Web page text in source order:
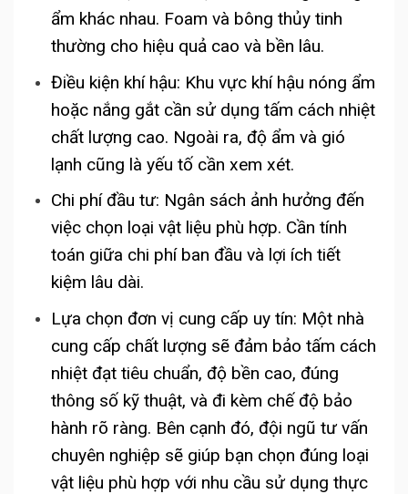
ẩm khác nhau. Foam và bông thủy tinh
thường cho hiệu quả cao và bền lâu.
Điều kiện khí hậu: Khu vực khí hậu nóng ẩm
hoặc nắng gắt cần sử dụng tấm cách nhiệt
chất lượng cao. Ngoài ra, độ ẩm và gió
lạnh cũng là yếu tố cần xem xét.
Chi phí đầu tư: Ngân sách ảnh hưởng đến
việc chọn loại vật liệu phù hợp. Cần tính
toán giữa chi phí ban đầu và lợi ích tiết
kiệm lâu dài.
Lựa chọn đơn vị cung cấp uy tín: Một nhà
cung cấp chất lượng sẽ đảm bảo tấm cách
nhiệt đạt tiêu chuẩn, độ bền cao, đúng
thông số kỹ thuật, và đi kèm chế độ bảo
hành rõ ràng. Bên cạnh đó, đội ngũ tư vấn
chuyên nghiệp sẽ giúp bạn chọn đúng loại
vật liệu phù hợp với nhu cầu sử dụng thực